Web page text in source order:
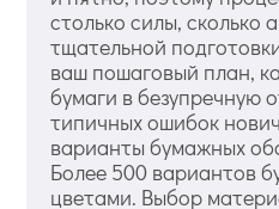
столько силы, сколько
тщательной
ваш пошаговый план,
бумаги в безупречную
типичных ошибок
варианты бумажных
Более 500 вариантов
цветами. Выбор